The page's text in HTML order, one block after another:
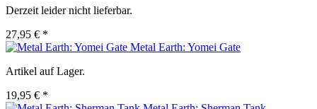
Derzeit leider nicht lieferbar.
27,95 € *
Metal Earth: Yomei Gate
Artikel auf Lager.
19,95 € *